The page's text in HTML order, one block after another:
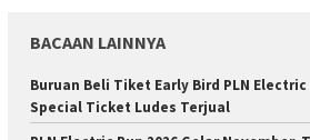
BACAAN LAINNYA
Buruan Beli Tiket Early Bird PLN Electric
Special Ticket Ludes Terjual